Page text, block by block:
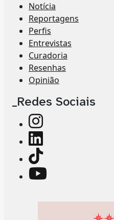
Notícia
Reportagens
Perfis
Entrevistas
Curadoria
Resenhas
Opinião
_Redes Sociais